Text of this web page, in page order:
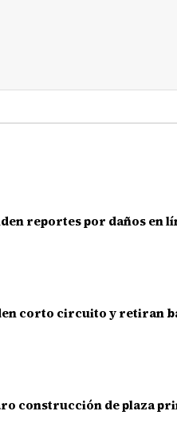
reportes por daños en
corto circuito y retiran
construcción de plaza